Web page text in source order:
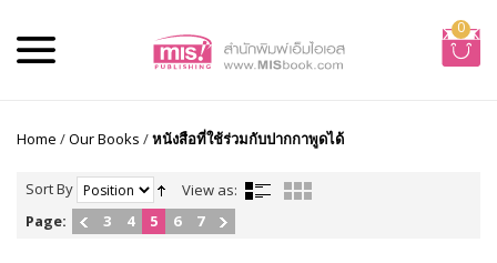
0
Home /Our Books /หนังสือที่ใช้ร่วมกับปากกาพูดได้
Sort By
View as:
Page:
3 4 5 6 7